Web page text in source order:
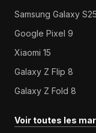
Samsung Galaxy S25
Google Pixel 9
Xiaomi 15
Galaxy Z Flip 8
Galaxy Z Fold 8
Voir toutes les